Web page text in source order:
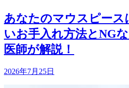
あなたのマウスピース
いお手入れ方法とNG
医師が解説！
2026年7月25日